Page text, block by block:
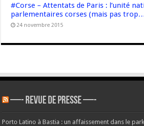
#Corse – Attentats de Paris : l’unité
parlementaires corses (mais pas
24 novembre 2015
—- REVUE DE PRESSE —-
Porto Latino à Bastia : un affaissement dans le